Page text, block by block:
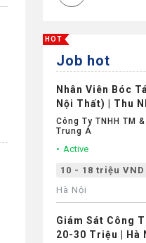
Nghỉ
Bảo
HOT
Job hot
Nhân Viên Bóc
Nội Thất) | Thu
Thưởng | Hà Nội
Công Ty TNHH TM
Trung Á
Active
10 - 18 triệu
Hà Nội
Giám Sát Công
20-30 Triệu | Hà